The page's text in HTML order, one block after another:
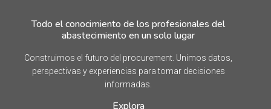
Todo el conocimiento de los profesionales del
abastecimiento en un solo lugar
Construimos el futuro del procurement. Unimos datos,
perspectivas y experiencias para tomar decisiones
informadas.
Explora